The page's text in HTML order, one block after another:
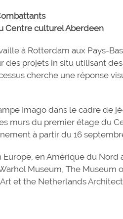
Centre culturel Aberdeen
à Rotterdam aux Pays-
des projets in situ utilisant
cherche une réponse
Imago dans le cadre de
murs du premier étage du
à partir du 16
en Amérique du Nord
Museum, The Museum
et the Netherlands